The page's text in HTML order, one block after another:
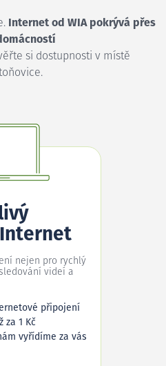
Internet od WIA pokrývá přes
si dostupnosti v místě
Internet
nejen pro rychlý
videí a
připojení
za 1 Kč
vyřídíme za vás